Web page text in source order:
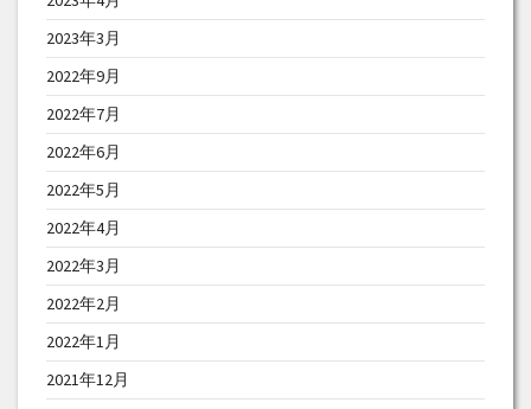
2023年3月
2022年9月
2022年7月
2022年6月
2022年5月
2022年4月
2022年3月
2022年2月
2022年1月
2021年12月